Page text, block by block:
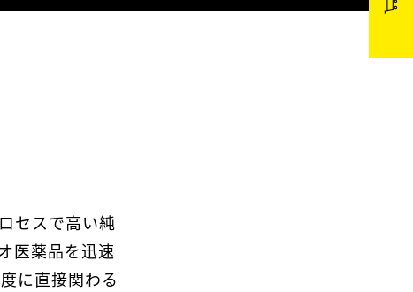
セスで高い純
医薬品を迅速
に直接関わる